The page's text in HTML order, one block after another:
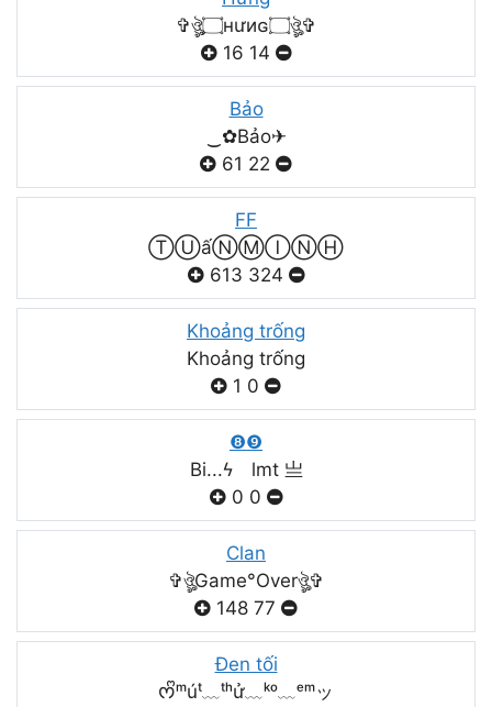
✞ঔৣ۝нưиɢ۝ঔৣ✞
16 14
Bảo
‿✿Bảo✈
61 22
FF
ⓉⓊấⓃⓂⒾⓃⒽ
613 324
Khoảng trống
Khoảng trống
1 0
❽❾
Bi...ϟ lmt 亗
0 0
Clan
✞ঔৣGame°Overঔৣ✞
148 77
Đen tối
ᰔᩚᵐúᵗ﹏ᵗʰử﹏ᵏᵒ﹏ᵉᵐッ